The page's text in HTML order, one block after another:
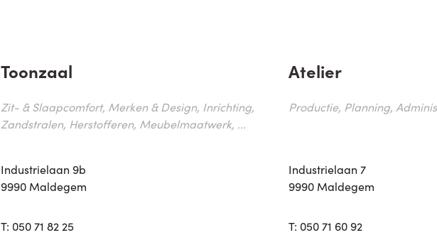
Toonzaal
Zit- & Slaapcomfort, Merken & Design, Inrichting,
Zandstralen, Herstofferen, Meubelmaatwerk, ...
Industrielaan 9b
9990 Maldegem
T: 050 71 82 25
Atelier
Productie, Planning,
Industrielaan 7
9990 Maldegem
T: 050 71 60 92